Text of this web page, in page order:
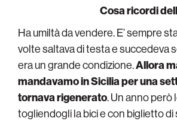
Cosa ricordi
Ha umiltà da vendere. E’ sempre
volte saltava di testa e succedeva
era un grande condizione.Allora
mandavamo in Sicilia per una
tornava rigenerato. Un anno però
togliendogli la bici e con biglietto di